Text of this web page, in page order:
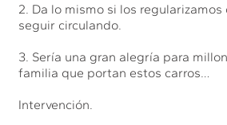
2. Da lo mismo si los regularizamos
seguir circulando.
3. Sería una gran alegría para
familia que portan estos carros…
Intervención.